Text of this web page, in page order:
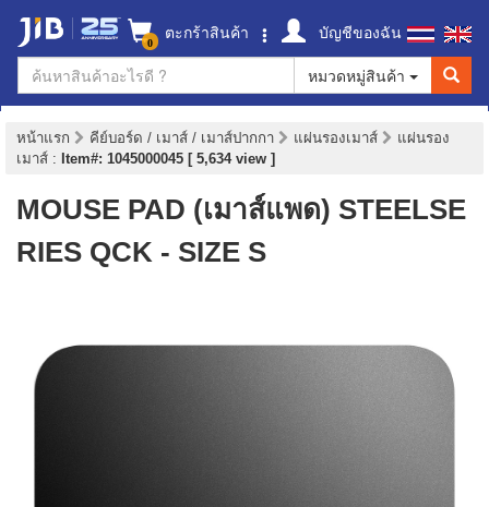
0 ตะกร้าสินค้า
บัญชีของฉัน
หมวดหมู่สินค้า
หน้าแรก คีย์บอร์ด / เมาส์ / เมาส์ปากกา แผ่นรองเมาส์
แผ่นรอง
เมาส์ : Item#: 1045000045 [ 5,634 view ]
MOUSE PAD (เมาส์แพด) STEELSE
RIES QCK - SIZE S